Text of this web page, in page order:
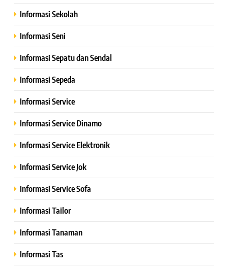
Informasi Sekolah
Informasi Seni
Informasi Sepatu dan Sendal
Informasi Sepeda
Informasi Service
Informasi Service Dinamo
Informasi Service Elektronik
Informasi Service Jok
Informasi Service Sofa
Informasi Tailor
Informasi Tanaman
Informasi Tas